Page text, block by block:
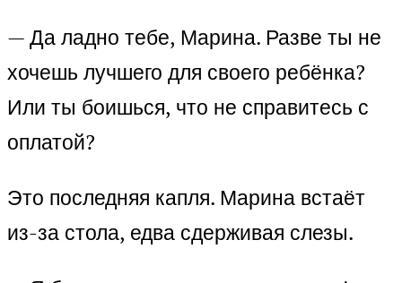
— Да ладно тебе, Марина. Разве ты не
хочешь лучшего для своего ребёнка?
Или ты боишься, что не справитесь с
оплатой?
Это последняя капля. Марина встаёт
из-за стола, едва сдерживая слезы.